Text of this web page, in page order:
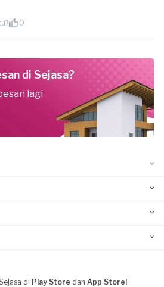
0
di Sejasa?
lagi
di Play Store dan App Store!